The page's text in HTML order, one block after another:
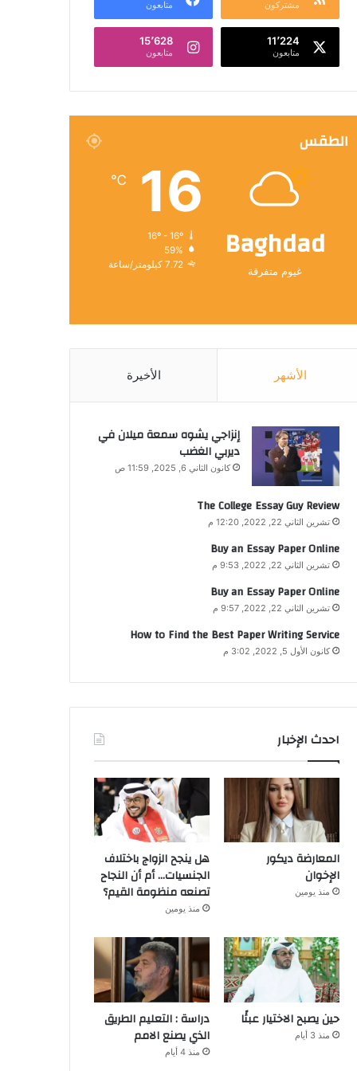
مشتركون متابعون
11٬224
متابعون
15٬628
متابعون
الطقس
Baghdad
غيوم متفرقة
16
℃
16º - 16º
59%
7.72 كيلومتر/ساعة
الأشهر الأخيرة
إنزاجي يشوه سمعة ميلان في
ديربي الغضب
كانون الثاني 6, 2025, 11:59 ص
The College Essay Guy Review
تشرين الثاني 22, 2022, 12:20 م
Buy an Essay Paper Online
تشرين الثاني 22, 2022, 9:53 م
Buy an Essay Paper Online
تشرين الثاني 22, 2022, 9:57 م
How to Find the Best Paper Writing Service
كانون الأول 5, 2022, 3:02 م
احدث الإخبار
المعارضة ديكور
الإخوان
منذ يومين
هل ينجح الزواج باختلاف
الجنسيات… أم أن النجاح
تصنعه منظومة القيم؟
منذ يومين
حين يصبح الاختيار عبئًا
منذ 3 أيام
دراسة : التعليم الطريق
الذي يصنع الامم
منذ 4 أيام